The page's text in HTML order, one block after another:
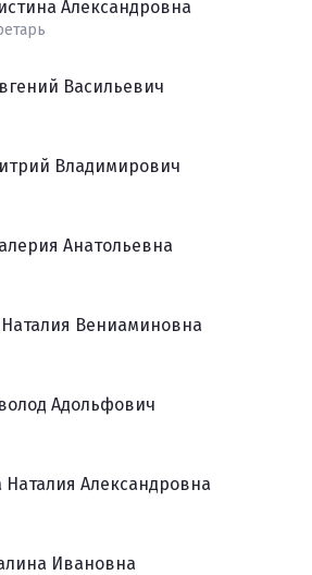
Александровна
Васильевич
Владимирович
Анатольевна
Вениаминовна
Адольфович
Наталия Александровна
Ивановна